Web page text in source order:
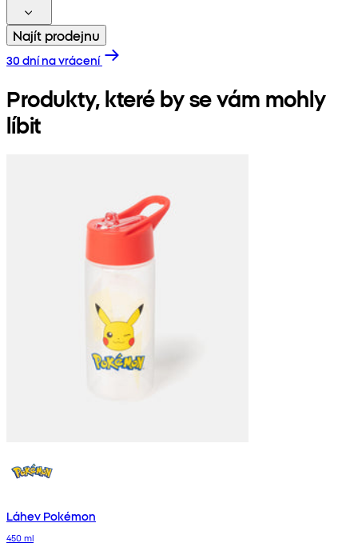
Najít prodejnu
30 dní na vrácení
Produkty, které by se vám mohly
líbit
Láhev Pokémon
450 ml